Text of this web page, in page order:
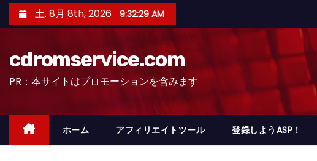
ン
ッ
土. 8月 8th, 2026 9:32:30 AM
cdromservice.com
PR：本サイトはプロモーションを含みます
ホーム アフィリエイトツール 登録しようASP！